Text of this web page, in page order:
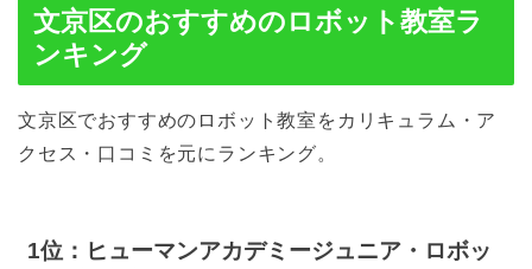
文京区のおすすめのロボット教室ラ
ンキング
文京区でおすすめのロボット教室をカリキュラム・ア
クセス・口コミを元にランキング。
1位：ヒューマンアカデミージュニア・ロボッ